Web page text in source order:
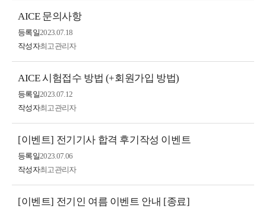
AICE 문의사항
등록일2023.07.18
작성자최고관리자
AICE 시험접수 방법 (+회원가입 방법)
등록일2023.07.12
작성자최고관리자
[이벤트] 전기기사 합격 후기작성 이벤트
등록일2023.07.06
작성자최고관리자
[이벤트] 전기인 여름 이벤트 안내 [종료]